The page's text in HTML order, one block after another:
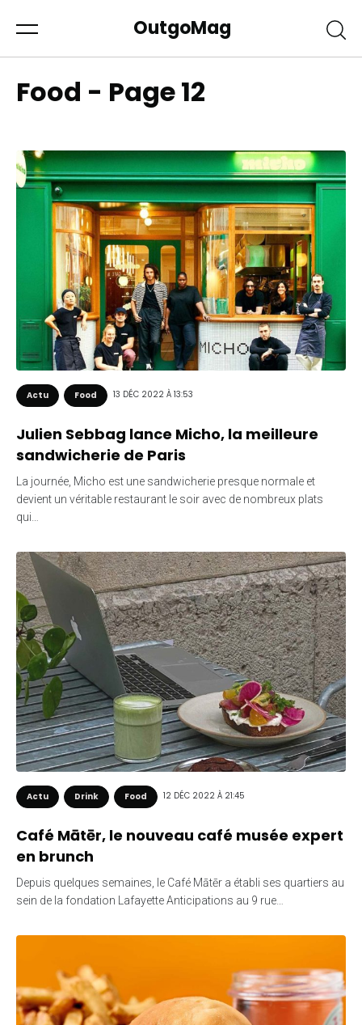
OutgoMag
Food - Page 12
Actu Food 13 DÉC 2022 À 13:53
Julien Sebbag lance Micho, la meilleure
sandwicherie de Paris
La journée, Micho est une sandwicherie presque normale et
devient un véritable restaurant le soir avec de nombreux plats
qui…
Actu Drink Food 12 DÉC 2022 À 21:45
Café Mātēr, le nouveau café musée expert
en brunch
Depuis quelques semaines, le Café Mātēr a établi ses quartiers au
sein de la fondation Lafayette Anticipations au 9 rue…